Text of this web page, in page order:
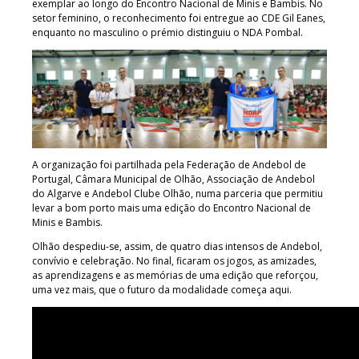
exemplar ao longo do Encontro Nacional de Minis e Bambis. No
setor feminino, o reconhecimento foi entregue ao CDE Gil Eanes,
enquanto no masculino o prémio distinguiu o NDA Pombal.
A organização foi partilhada pela Federação de Andebol de
Portugal, Câmara Municipal de Olhão, Associação de Andebol
do Algarve e Andebol Clube Olhão, numa parceria que permitiu
levar a bom porto mais uma edição do Encontro Nacional de
Minis e Bambis.
Olhão despediu-se, assim, de quatro dias intensos de Andebol,
convívio e celebração. No final, ficaram os jogos, as amizades,
as aprendizagens e as memórias de uma edição que reforçou,
uma vez mais, que o futuro da modalidade começa aqui.